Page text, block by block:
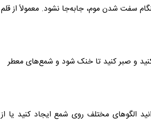
سفت شدن موم، جابه‌جا نشود. معمولاً از قلم
و صبر کنید تا خنک شود و شمع‌های معطر
الگوهای مختلف روی شمع ایجاد کنید یا از